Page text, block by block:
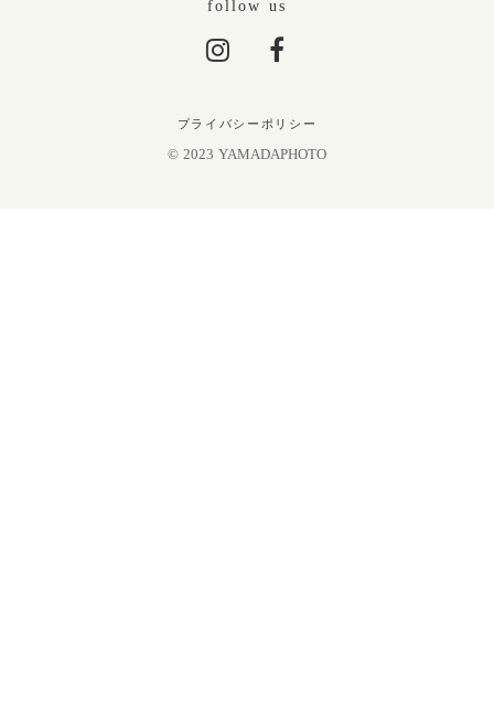
follow us
プライバシーポリシー
© 2023 YAMADAPHOTO